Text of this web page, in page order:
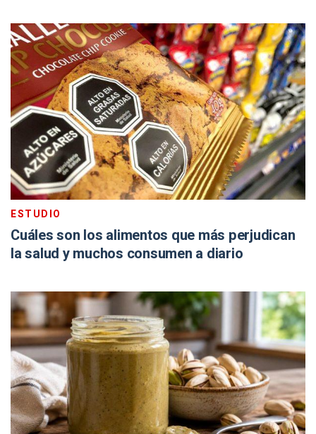
ESTUDIO
Cuáles son los alimentos que más perjudican
la salud y muchos consumen a diario